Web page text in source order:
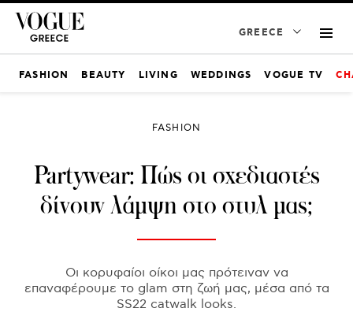
GREECE
FASHION BEAUTY LIVING WEDDINGS VOGUE TV
FASHION
Partywear: Πώς οι σχεδιαστές
δίνουν λάμψη στο στυλ μας;
Οι κορυφαίοι οίκοι μας πρότειναν να
επαναφέρουμε το glam στη ζωή μας, μέσα από τα
SS22 catwalk looks.